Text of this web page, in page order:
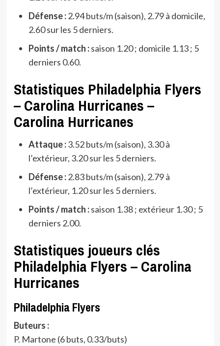
Défense :2.94 buts/m (saison), 2.79 à domicile,
2.60 sur les 5 derniers.
Points / match :saison 1.20 ; domicile 1.13 ; 5
derniers 0.60.
Statistiques Philadelphia Flyers
– Carolina Hurricanes –
Carolina Hurricanes
Attaque :3.52 buts/m (saison), 3.30 à
l’extérieur, 3.20 sur les 5 derniers.
Défense :2.83 buts/m (saison), 2.79 à
l’extérieur, 1.20 sur les 5 derniers.
Points / match :saison 1.38 ; extérieur 1.30 ; 5
derniers 2.00.
Statistiques joueurs clés
Philadelphia Flyers – Carolina
Hurricanes
Philadelphia Flyers
Buteurs :
P. Martone (6 buts, 0.33/buts)